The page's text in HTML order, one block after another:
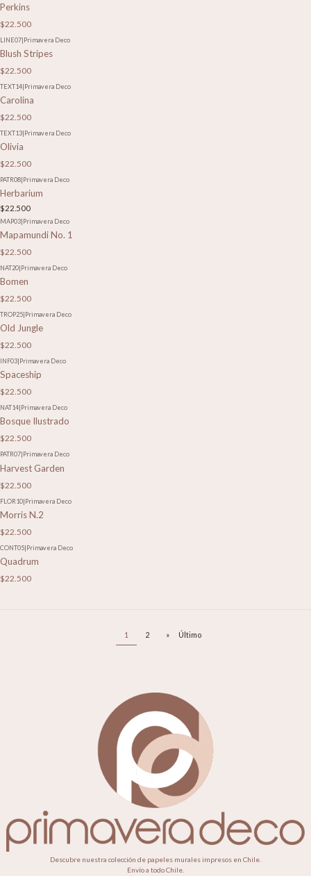
Perkins
$22.500
LINE07|Primavera Deco
Blush Stripes
$22.500
TEXT14|Primavera Deco
Carolina
$22.500
TEXT13|Primavera Deco
Olivia
$22.500
PATR08|Primavera Deco
Herbarium
$22.500
MAP03|Primavera Deco
Mapamundi No. 1
$22.500
NAT20|Primavera Deco
Bomen
$22.500
TROP25|Primavera Deco
Old Jungle
$22.500
INF03|Primavera Deco
Spaceship
$22.500
NAT14|Primavera Deco
Bosque Ilustrado
$22.500
PATR07 Primavera Deco
Harvest Garden
$22.500
FLOR10|Primavera Deco
Morris N.2
$22.500
CONT05|Primavera Deco
Quadrum
$22.500
1 2 » Último
Descubre nuestra colección de papeles murales impresos en Chile.
Envío a todo Chile.